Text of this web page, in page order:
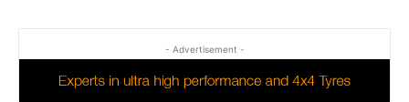
- Advertisement -